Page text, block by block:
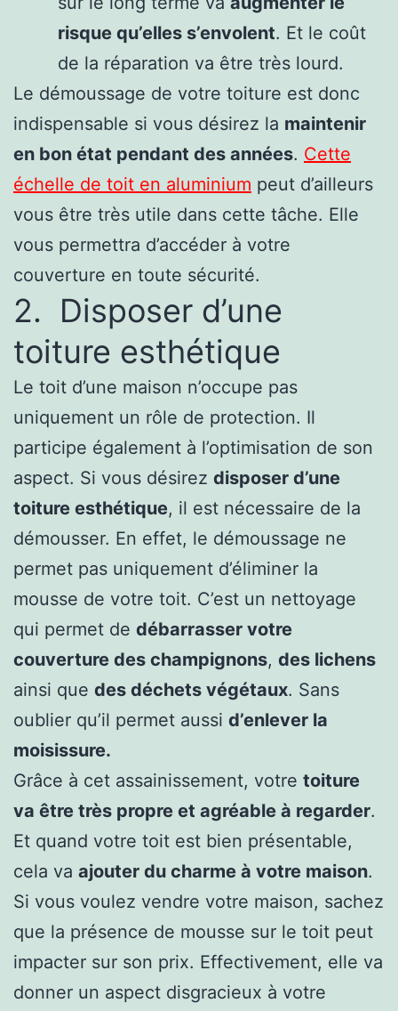
risque qu’elles s’envolent. Et le coût
de la réparation va être très lourd.
Le démoussage de votre toiture est donc
indispensable si vous désirez la maintenir
en bon état pendant des années. Cette
échelle de toit en aluminium peut d’ailleurs
vous être très utile dans cette tâche. Elle
vous permettra d’accéder à votre
couverture en toute sécurité.
2. Disposer d’une
toiture esthétique
Le toit d’une maison n’occupe pas
uniquement un rôle de protection. Il
participe également à l’optimisation de son
aspect. Si vous désirez disposer d’une
toiture esthétique, il est nécessaire de la
démousser. En effet, le démoussage ne
permet pas uniquement d’éliminer la
mousse de votre toit. C’est un nettoyage
qui permet de débarrasser votre
couverture des champignons, des lichens
ainsi que des déchets végétaux. Sans
oublier qu’il permet aussi d’enlever la
moisissure.
Grâce à cet assainissement, votre toiture
va être très propre et agréable à regarder.
Et quand votre toit est bien présentable,
cela va ajouter du charme à votre maison.
Si vous voulez vendre votre maison, sachez
que la présence de mousse sur le toit peut
impacter sur son prix. Effectivement, elle va
donner un aspect disgracieux à votre